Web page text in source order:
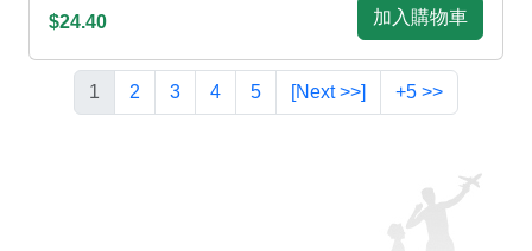
$24.40 加入購物車
1 2 3 4 5 [Next >>] +5 >>